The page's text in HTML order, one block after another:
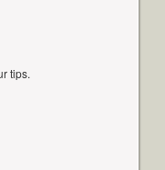
tips.